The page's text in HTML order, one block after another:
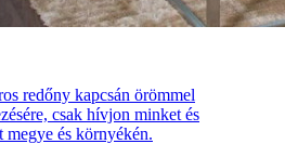
redőny kapcsán örömmel
csak hívjon minket és
megye és környékén.